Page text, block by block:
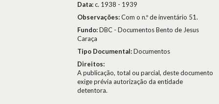
Data:c. 1938 - 1939
Observações:Com o n.º de inventário 51.
Fundo:DBC - Documentos Bento de Jesus
Caraça
Tipo Documental:Documentos
Direitos:
A publicação, total ou parcial, deste documento
exige prévia autorização da entidade
detentora.